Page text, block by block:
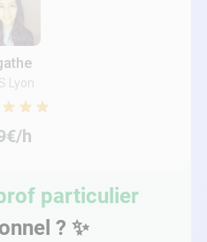
Lyon
h
particulier
? ✨